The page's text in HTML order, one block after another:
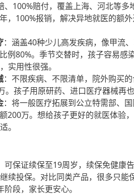
、100%赔付，覆盖上海、河北等多
，100%报销，解决异地就医的额外
：涵盖40种少儿高发疾病，像甲流
例80%。季节交替时，孩子容易感
实用性很强。
：不限疾病、不限清单，院外购买
。孩子用原研药、进口医疗器械再
：将一般医疗拓展到公立特需部、
200万。想给孩子更好的就医体验
。
可保证续保至19周岁，续保免健康
续投保。对比同类产品，很多只能
段，家长更安心。